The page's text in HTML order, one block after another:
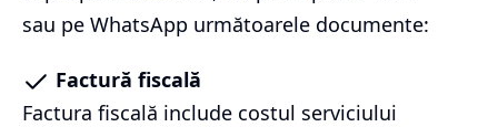
sau pe WhatsApp următoarele documente:
Factură fiscală
Factura fiscală include costul serviciului